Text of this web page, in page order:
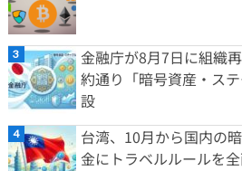
金融庁が8月7日に組織
約通り「暗号資産・ス
設
台湾、10月から国内の
金にトラベルルールを